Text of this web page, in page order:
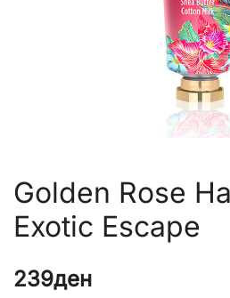
Golden Rose
Exotic Escape
239ден